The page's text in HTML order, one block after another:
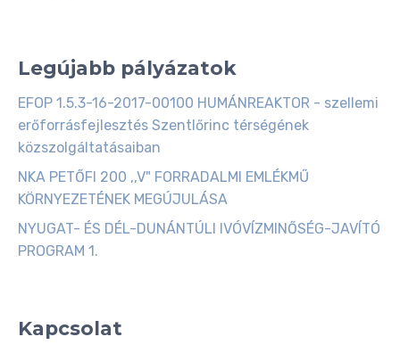
Legújabb pályázatok
EFOP 1.5.3-16-2017-00100 HUMÁNREAKTOR - szellemi
erőforrásfejlesztés Szentlőrinc térségének
közszolgáltatásaiban
NKA PETŐFI 200 ,,V" FORRADALMI EMLÉKMŰ
KÖRNYEZETÉNEK MEGÚJULÁSA
NYUGAT- ÉS DÉL-DUNÁNTÚLI IVÓVÍZMINŐSÉG-JAVÍTÓ
PROGRAM 1.
Kapcsolat